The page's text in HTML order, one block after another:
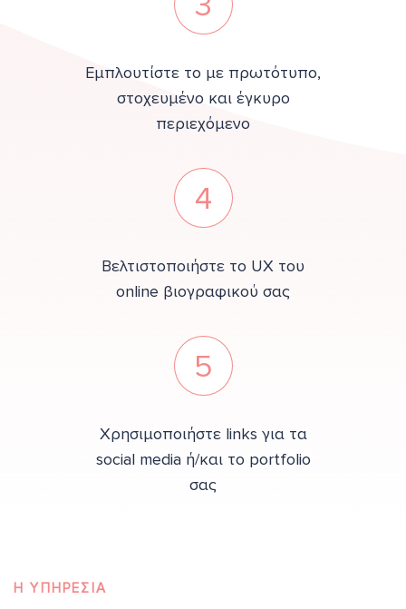
Εμπλουτίστε το με πρωτότυπο,
στοχευμένο και έγκυρο
περιεχόμενο
4
Βελτιστοποιήστε το UX του
online βιογραφικού σας
5
Χρησιμοποιήστε links για τα
social media ή/και το portfolio
σας
Η ΥΠΗΡΕΣΙΑ